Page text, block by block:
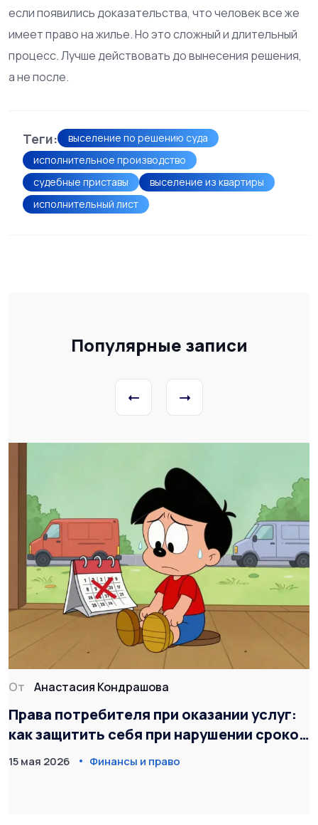
если появились доказательства, что человек все же
имеет право на жилье. Но это сложный и длительный
процесс. Лучше действовать до вынесения решения,
а не после.
Теги:
выселение по решению суда
исполнительное производство
судебные приставы
выселение из квартиры
исполнительный лист
Популярные записи
От Анастасия Кондрашова
Права потребителя при оказании услуг:
как защитить себя при нарушении сроков
и качества
15 мая 2026 Финансы и право